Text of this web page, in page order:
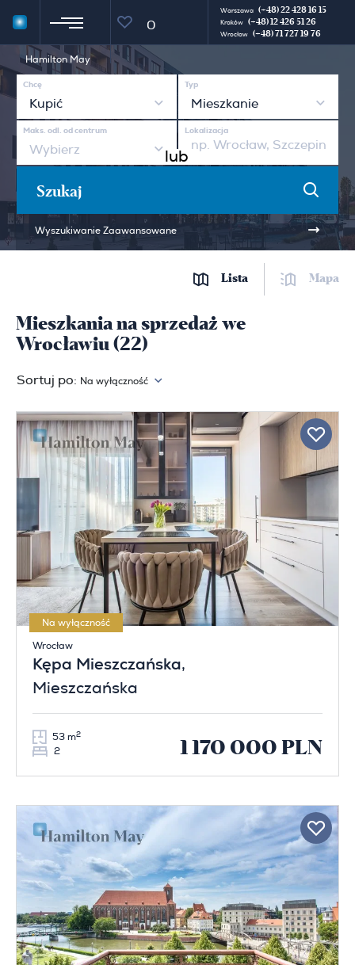
0
Warszawa (+48) 22 428 16 15
Kraków (+48) 12 426 51 26
Wrocław (+48) 71 727 19 76
Hamilton May
Chcę
Kupić
Typ
Mieszkanie
Maks. odl. od centrum
Wybierz lub
Lokalizacja
Szukaj
Wyszukiwanie Zaawansowane
Lista Mapa
Mieszkania na sprzedaż we
Wrocławiu (22)
Sortuj po: Na wyłączność
Na wyłączność
Wrocław
Kępa Mieszczańska,
Mieszczańska
53 m2
2 1 170 000 PLN